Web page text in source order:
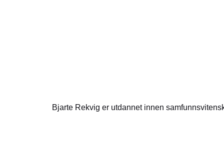
Bjarte Rekvig er utdannet innen